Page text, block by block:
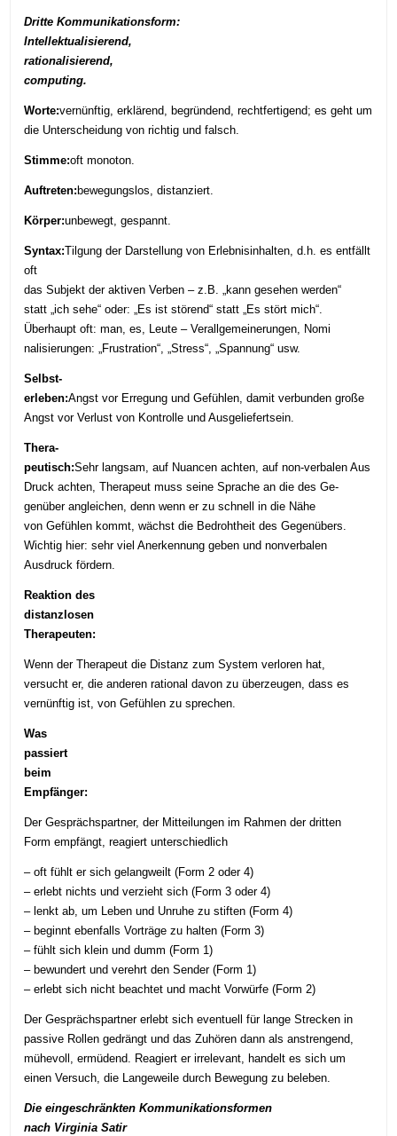
Dritte Kommunikationsform:
Intellektualisierend,
rationalisierend,
computing.
Worte:vernünftig, erklärend, begründend, rechtfertigend; es geht um
die Unterscheidung von richtig und falsch.
Stimme:oft monoton.
Auftreten: bewegungslos, distanziert.
Körper:unbewegt, gespannt.
Syntax:Tilgung der Darstellung von Erlebnisinhalten, d.h. es entfällt
oft
das Subjekt der aktiven Verben – z.B. „kann gesehen werden“
statt „ich sehe“ oder: „Es ist störend“ statt „Es stört mich“.
Überhaupt oft: man, es, Leute – Verallgemeinerungen, Nomi
nalisierungen: „Frustration“, „Stress“, „Spannung“ usw.
Selbst-
erleben:Angst vor Erregung und Gefühlen, damit verbunden große
Angst vor Verlust von Kontrolle und Ausgeliefertsein.
Thera-
peutisch:Sehr langsam, auf Nuancen achten, auf non-verbalen Aus
Druck achten, Therapeut muss seine Sprache an die des Ge-
genüber angleichen, denn wenn er zu schnell in die Nähe
von Gefühlen kommt, wächst die Bedrohtheit des Gegenübers.
Wichtig hier: sehr viel Anerkennung geben und nonverbalen
Ausdruck fördern.
Reaktion des
distanzlosen
Therapeuten:
Wenn der Therapeut die Distanz zum System verloren hat,
versucht er, die anderen rational davon zu überzeugen, dass es
vernünftig ist, von Gefühlen zu sprechen.
Was
passiert
beim
Empfänger:
Der Gesprächspartner, der Mitteilungen im Rahmen der dritten
Form empfängt, reagiert unterschiedlich
– oft fühlt er sich gelangweilt (Form 2 oder 4)
– erlebt nichts und verzieht sich (Form 3 oder 4)
– lenkt ab, um Leben und Unruhe zu stiften (Form 4)
– beginnt ebenfalls Vorträge zu halten (Form 3)
– fühlt sich klein und dumm (Form 1)
– bewundert und verehrt den Sender (Form 1)
– erlebt sich nicht beachtet und macht Vorwürfe (Form 2)
Der Gesprächspartner erlebt sich eventuell für lange Strecken in
passive Rollen gedrängt und das Zuhören dann als anstrengend,
mühevoll, ermüdend. Reagiert er irrelevant, handelt es sich um
einen Versuch, die Langeweile durch Bewegung zu beleben.
Die eingeschränkten Kommunikationsformen
nach Virginia Satir